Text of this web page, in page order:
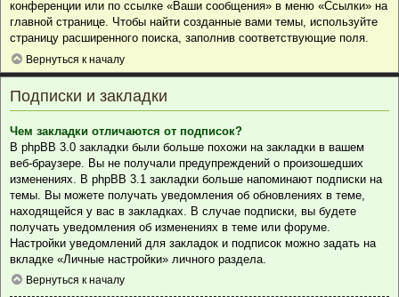
конференции или по ссылке «Ваши сообщения» в меню «Ссылки» на
главной странице. Чтобы найти созданные вами темы, используйте
страницу расширенного поиска, заполнив соответствующие поля.
Вернуться к началу
Подписки и закладки
Чем закладки отличаются от подписок?
В phpBB 3.0 закладки были больше похожи на закладки в вашем
веб-браузере. Вы не получали предупреждений о произошедших
изменениях. В phpBB 3.1 закладки больше напоминают подписки на
темы. Вы можете получать уведомления об обновлениях в теме,
находящейся у вас в закладках. В случае подписки, вы будете
получать уведомления об изменениях в теме или форуме.
Настройки уведомлений для закладок и подписок можно задать на
вкладке «Личные настройки» личного раздела.
Вернуться к началу